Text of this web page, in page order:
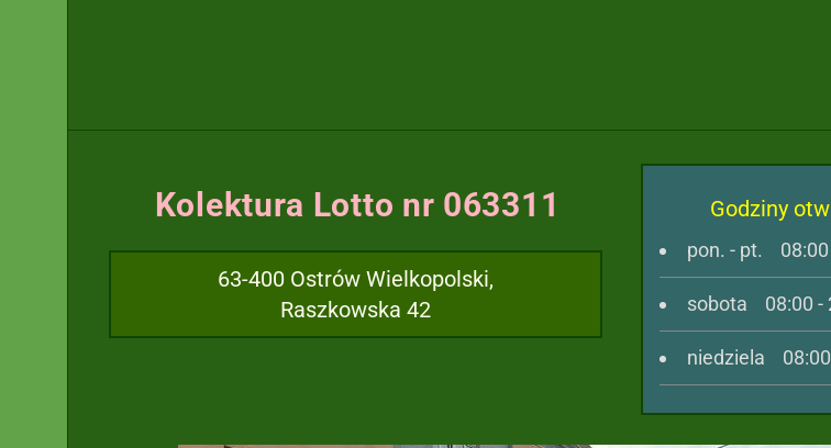
Godziny
pon. - pt. 08:00
sobota 08:00 -
niedziela 08:00
Kolektura Lotto nr 063311
63-400 Ostrów Wielkopolski,
Raszkowska 42